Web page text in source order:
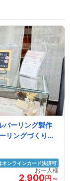
バーリング製作
リングづくり！
オンラインカード決済可
お一人様
2,900円～